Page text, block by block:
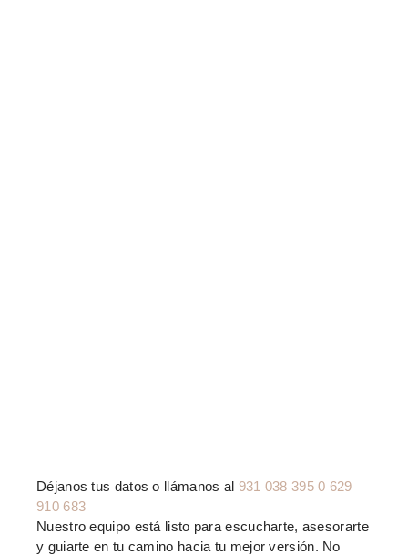
Déjanos tus datos o llámanos al 931 038 395 0 629
910 683
Nuestro equipo está listo para escucharte, asesorarte
y guiarte en tu camino hacia tu mejor versión. No